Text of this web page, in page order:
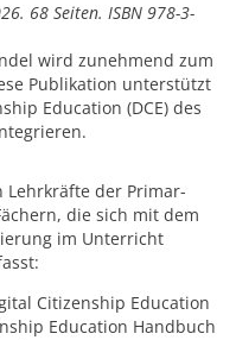
68 Seiten. ISBN 978-3-
wird zunehmend zum
Publikation unterstützt
Education (DCE) des
Lehrkräfte der Primar-
die sich mit dem
im Unterricht
Citizenship Education
Education Handbuch